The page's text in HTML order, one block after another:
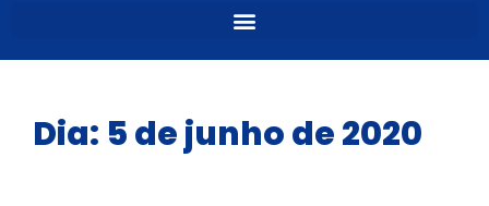
Dia: 5 de junho de 2020